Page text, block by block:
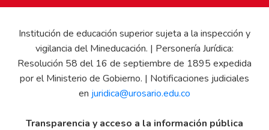
Institución de educación superior sujeta a la inspección y
vigilancia del Mineducación. | Personería Jurídica:
Resolución 58 del 16 de septiembre de 1895 expedida
por el Ministerio de Gobierno. | Notificaciones judiciales
en juridica@urosario.edu.co
Transparencia y acceso a la información pública